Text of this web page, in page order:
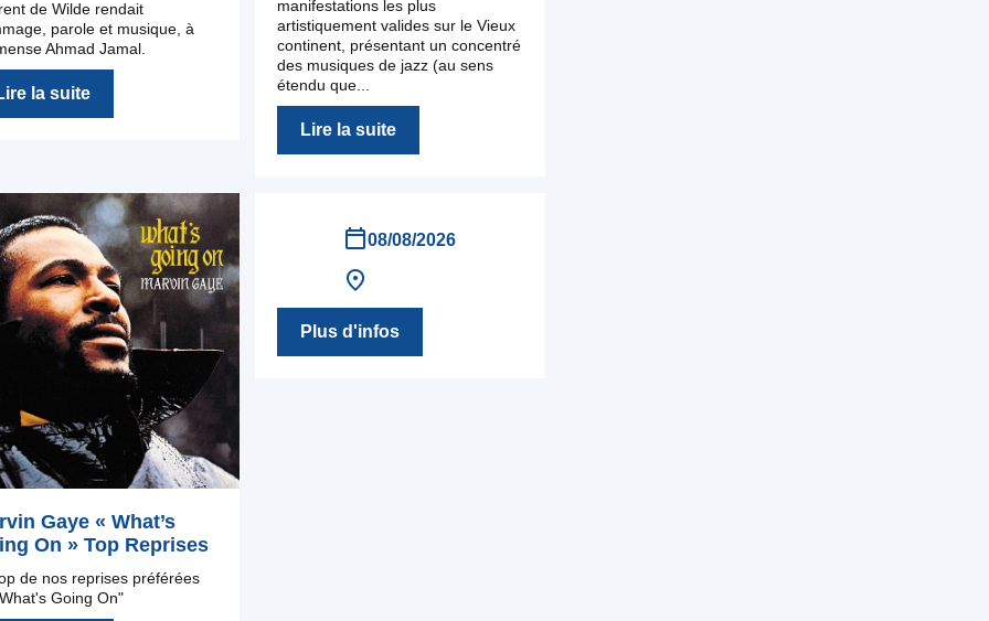
de Wilde rendait
parole et musique, à
Ahmad Jamal.
la suite
manifestations les plus
artistiquement valides sur le Vieux
continent, présentant un concentré
des musiques de jazz (au sens
étendu que...
Lire la suite
Gaye « What’s
On » Top Reprises
de nos reprises préférées
Going On"
08/08/2026
Plus d'infos